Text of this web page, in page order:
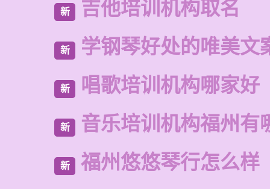
新 吉他培训机构取名
新 学钢琴好处的唯美文
新 唱歌培训机构哪家好
新 音乐培训机构福州有
新 福州悠悠琴行怎么样